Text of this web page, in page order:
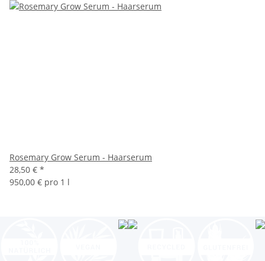
Rosemary Grow Serum - Haarserum
28,50 € *
950,00 € pro 1 l